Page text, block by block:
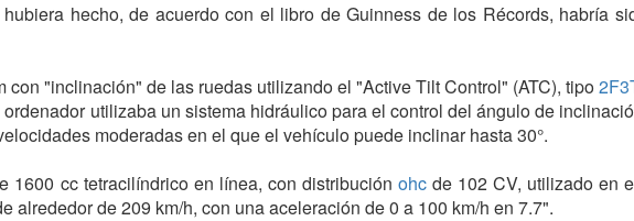
hecho, de acuerdo con el libro de Guinness de los Récords, habría
con "inclinación" de las ruedas utilizando el "Active Tilt Control" (ATC), tipo
utilizaba un sistema hidráulico para el control del ángulo de
moderadas en el que el vehículo puede inclinar hasta 30°.
1600 cc tetracilíndrico en línea, con distribución ohcde 102 CV, utilizado en
de 209 km/h, con una aceleración de 0 a 100 km/h en 7.7".